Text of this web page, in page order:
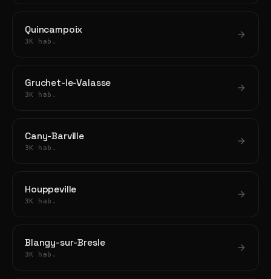
Quincampoix
3K hab.
Gruchet-le-Valasse
3K hab.
Cany-Barville
3K hab.
Houppeville
3K hab.
Blangy-sur-Bresle
3K hab.